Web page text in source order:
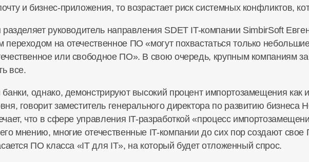
и бизнес-приложения, то возрастает риск системных конфликтов,
разделяет руководитель направления SDET IT-компании SimbirSoft
переходом на отечественное ПО «могут похвастаться только
или свободное ПО». В свою очередь, крупным компаниям
все.
банки, однако, демонстрируют высокий процент импортозамещения как
говорит заместитель генерального директора по развитию
что в сфере управления IT-разработкой «процесс
мнению, многие отечественные IT-компании до сих пор создают
ПО класса «IT для IT», на который будет отложенный спрос.